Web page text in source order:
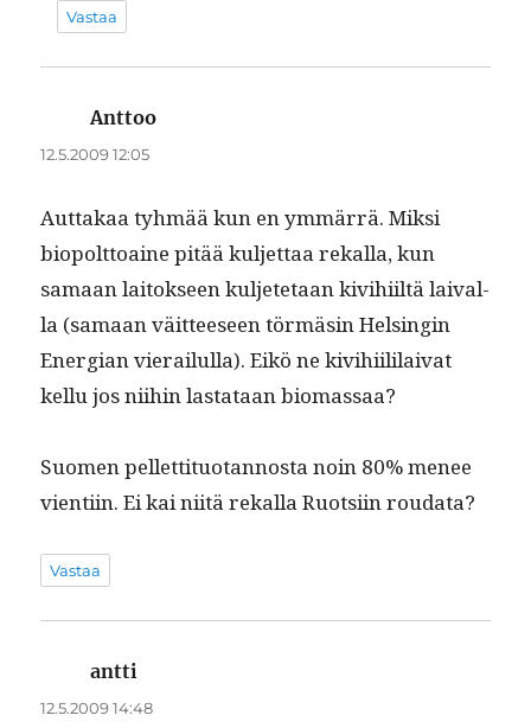
Vastaa
Anttoo
12.5.2009 12:05
Aut­takaa tyh­mää kun en ymmär­rä. Mik­si
biopolt­toaine pitää kul­jet­taa rekalla, kun
samaan laitok­seen kul­jete­taan kivi­hi­iltä laival­
la (samaan väit­teeseen tör­mäsin Helsin­gin
Ener­gian vierailul­la). Eikö ne kivi­hi­ililai­vat
kel­lu jos niihin las­tataan biomassaa?
Suomen pel­let­ti­tuotan­nos­ta noin 80% menee
vien­ti­in. Ei kai niitä rekalla Ruot­si­in roudata?
Vastaa
antti
12.5.2009 14:48